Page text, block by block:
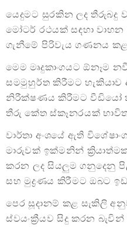
යෙදුමට සුරකින ලද තීරුබදු
මෝටර් රථයක් සඳහා
ගැනීමේ පිරිවැය ගණනය
මෙම මෘදුකාංගයට
සමමුහුර්ත කිරීමට
නිරීක්ෂණය කිරීමට වීඩියෝ
තීරු කේත ස්කෑනරයක්
වාර්තා අංශයේ ඇති
මාරුවක් ඉක්මනින්
කරන ලද සියලුම ගනුදෙනු
සහ මුද්‍රණය කිරීමට ඔබට
පෙර සූදානම් කළ සැකිලි
ස්වයංක්‍රීයව සිදු කරන